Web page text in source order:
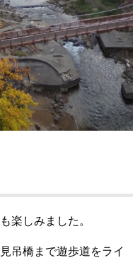
も楽しみました。
吊橋まで遊歩道をライ